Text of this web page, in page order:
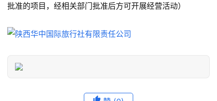
门
点
旅
游
信
注册
批准的项目，经相关部门批准后方可开展经营活动）